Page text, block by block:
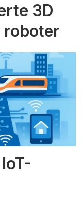
3D
roboter